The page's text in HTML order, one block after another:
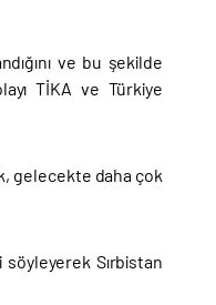
ve bu şekilde
TİKA ve Türkiye
gelecekte daha çok
Sırbistan